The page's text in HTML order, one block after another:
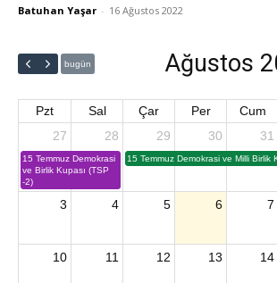
Batuhan Yaşar - 16 Ağustos 2022
bugün Ağustos
Pzt Sal Çar Per Cum
27
15 Temmuz Demokrasi
ve Birlik Kupası (TSP
-2)
28 29
15 Temmuz Demokrasi ve Milli Birlik
30 31
3 4 5 6 7
10 11 12 13 14